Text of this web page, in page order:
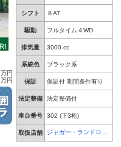
シフト ８AT
駆動 フルタイム４WD
排気量 3000 cc
系統色 ブラック系
保証 保証付 期間条件有り
法定整備 法定整備付
車台番号 302 (下3桁)
取扱店舗
ジャガー・ランドロー
円
円